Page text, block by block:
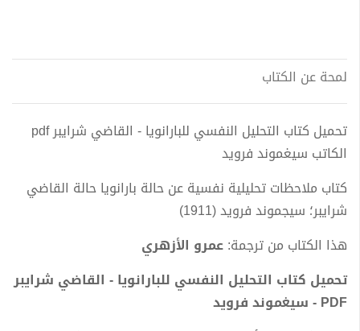
لمحة عن الكتاب
تحميل كتاب التحليل النفسي للبارانويا - القاضي شرايبر pdf
الكاتب سيغموند فرويد
كتاب ملاحظات تحليلية نفسية عن حالة بارانويا حالة القاضي
شرايبر؛ سيجموند فرويد (1911)
هذا الكتاب من ترجمة:عمرو الأزهري
تحميل كتاب التحليل النفسي للبارانويا - القاضي شرايبر
PDF - سيغموند فرويد